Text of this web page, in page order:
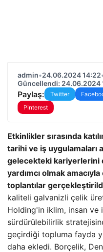
admin•24.06.2024 14:22
Güncellendi: 24.06.2024
Paylaş: Twitter
Pinterest
Etkinlikler sırasında
tarihi ve iş uygulamaları
gelecekteki kariyerlerini
yardımcı olmak
toplantılar
kaliteli galvanizli çelik
Holding'in iklim, insan ve
sürdürülebilirlik
geçirdiği topluma fayda
daha ekledi. Borçelik,